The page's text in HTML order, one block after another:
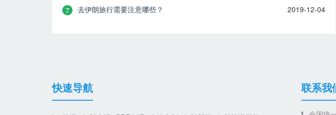
7
去伊朗旅行需要注意哪些？ 2019-12-04
快速导航 联系我